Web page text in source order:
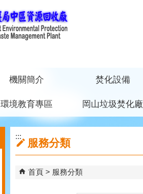
機關簡介 焚化設備
環境教育專區 岡山垃圾焚化廠
:::
服務分類
首頁 服務分類